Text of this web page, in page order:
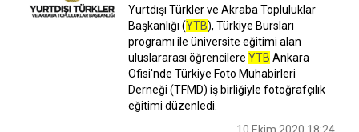
Yurtdışı Türkler ve Akraba Topluluklar
Başkanlığı (YTB), Türkiye Bursları
programı ile üniversite eğitimi alan
uluslararası öğrencilere YTB Ankara
Ofisi'nde Türkiye Foto Muhabirleri
Derneği (TFMD) iş birliğiyle fotoğrafçılık
eğitimi düzenledi.